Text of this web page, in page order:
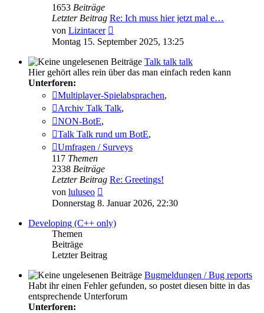
1653 Beiträge
Letzter Beitrag Re: Ich muss hier jetzt mal e…
von Lizintacer
Beitrag
Montag 15. September 2025, 13:25
Talk talk talk
Hier gehört alles rein über das man einfach reden kann
Unterforen:
Multiplayer-Spielabsprachen,
Archiv Talk Talk,
NON-BotE,
Talk Talk rund um BotE,
Umfragen / Surveys
117 Themen
2338 Beiträge
Letzter Beitrag Re: Greetings!
von luluseo
Beitrag
Donnerstag 8. Januar 2026, 22:30
Developing (C++ only)
Themen
Beiträge
Letzter Beitrag
Bugmeldungen / Bug reports
Habt ihr einen Fehler gefunden, so postet diesen bitte in das
entsprechende Unterforum
Unterforen: